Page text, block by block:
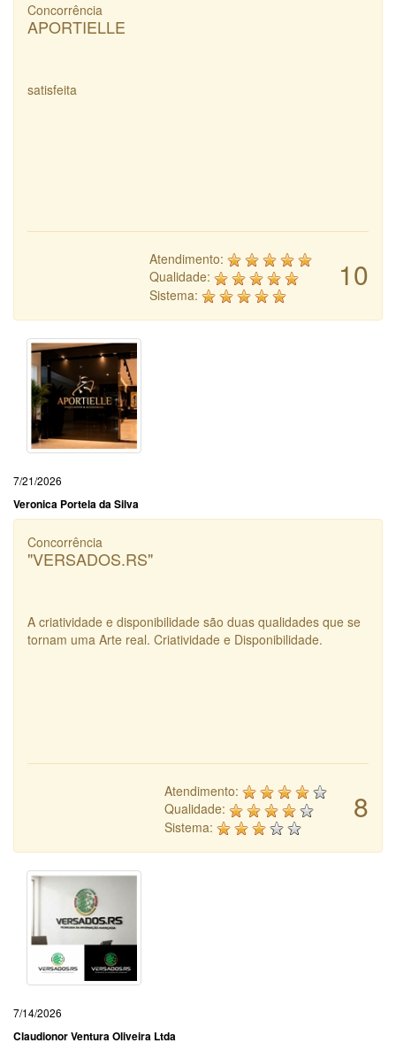
Concorrência
APORTIELLE
satisfeita
10
Atendimento:
Qualidade:
Sistema:
7/21/2026
Veronica Portela da Silva
Concorrência
"VERSADOS.RS"
A criatividade e disponibilidade são duas qualidades que se
tornam uma Arte real. Criatividade e Disponibilidade.
8
Atendimento:
Qualidade:
Sistema:
7/14/2026
Claudionor Ventura Oliveira Ltda